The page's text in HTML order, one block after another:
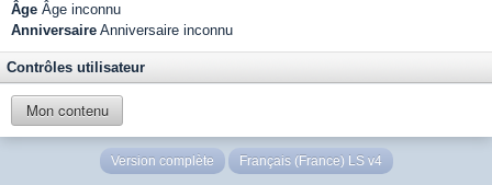
Âge Âge inconnu
Anniversaire Anniversaire inconnu
Contrôles utilisateur
Mon contenu
Version complète Français (France) LS v4